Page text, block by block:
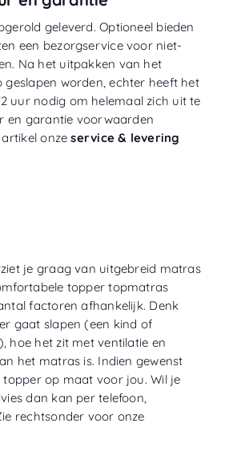
geleverd. Optioneel bieden
een bezorgservice voor niet-
Na het uitpakken van het
worden, echter heeft het
uur nodig om helemaal zich uit te
en garantie voorwaarden
artikel onzeservice & levering
je graag van uitgebreid matras
topper topmatras
factoren afhankelijk. Denk
gaat slapen (een kind of
hoe het zit met ventilatie en
het matras is. Indien gewenst
topper op maat voor jou. Wil je
dan kan per telefoon,
rechtsonder voor onze